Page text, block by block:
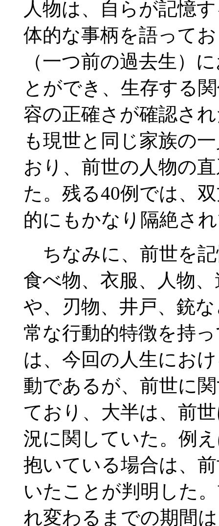
人物は、自らが記憶
体的な事柄を語って
（一つ前の過去生）
とができ、生存する
容の正確さが確認さ
も現世と同じ家族の
おり、前世の人物の
た。残る40例では、
的にもかなり隔絶さ
ちなみに、前世を
食べ物、衣服、人物
や、刃物、井戸、銃
常な行動的特徴を持
は、今回の人生にお
動であるが、前世に
ており、大半は、前
況に関していた。例
抱いている場合は、
いたことが判明した
れ変わるまでの期間